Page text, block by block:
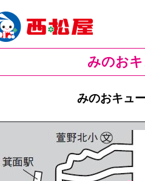
みのお
みのおキュ